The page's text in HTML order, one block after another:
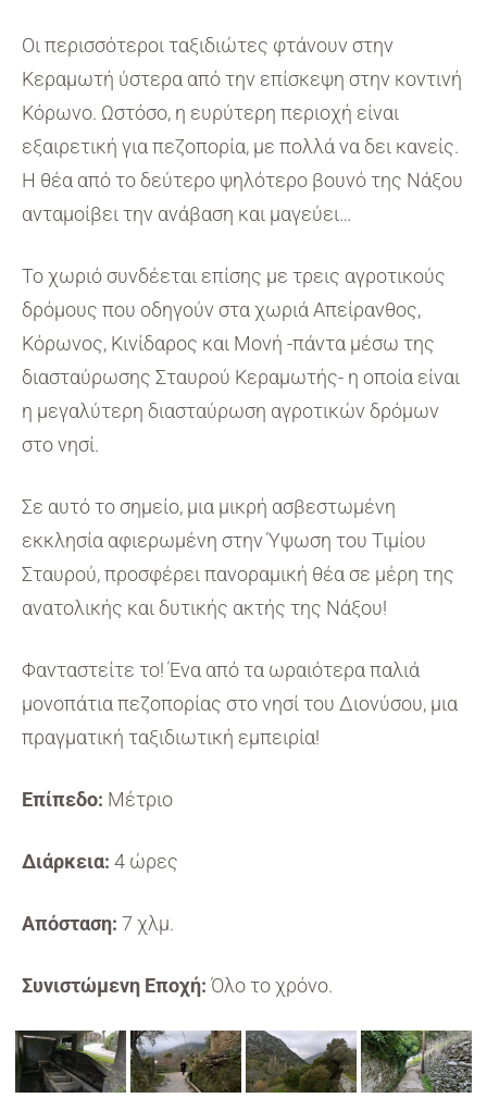
Οι περισσότεροι ταξιδιώτες φτάνουν στην
Κεραμωτή ύστερα από την επίσκεψη στην κοντινή
Κόρωνο. Ωστόσο, η ευρύτερη περιοχή είναι
εξαιρετική για πεζοπορία, με πολλά να δει κανείς.
Η θέα από το δεύτερο ψηλότερο βουνό της Νάξου
ανταμοίβει την ανάβαση και μαγεύει…
Το χωριό συνδέεται επίσης με τρεις αγροτικούς
δρόμους που οδηγούν στα χωριά Απείρανθος,
Κόρωνος, Κινίδαρος και Μονή -πάντα μέσω της
διασταύρωσης Σταυρού Κεραμωτής- η οποία είναι
η μεγαλύτερη διασταύρωση αγροτικών δρόμων
στο νησί.
Σε αυτό το σημείο, μια μικρή ασβεστωμένη
εκκλησία αφιερωμένη στην Ύψωση του Τιμίου
Σταυρού, προσφέρει πανοραμική θέα σε μέρη της
ανατολικής και δυτικής ακτής της Νάξου!
Φανταστείτε το! Ένα από τα ωραιότερα παλιά
μονοπάτια πεζοπορίας στο νησί του Διονύσου, μια
πραγματική ταξιδιωτική εμπειρία!
Επίπεδο: Μέτριο
Διάρκεια: 4 ώρες
Απόσταση: 7 χλμ.
Συνιστώμενη Εποχή: Όλο το χρόνο.